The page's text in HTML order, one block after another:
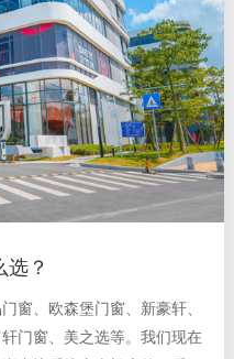
选？
窗、欧森堡门窗、新豪轩、
门窗、美之选等。我们现在